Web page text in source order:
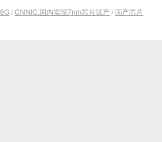
6G/CNNIC:国内实现7nm芯片试产/ 国产芯片